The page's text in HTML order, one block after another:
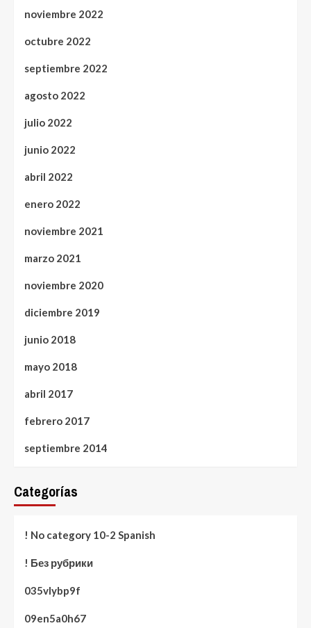
noviembre 2022
octubre 2022
septiembre 2022
agosto 2022
julio 2022
junio 2022
abril 2022
enero 2022
noviembre 2021
marzo 2021
noviembre 2020
diciembre 2019
junio 2018
mayo 2018
abril 2017
febrero 2017
septiembre 2014
Categorías
! No category 10-2 Spanish
! Без рубрики
035vlybp9f
09en5a0h67